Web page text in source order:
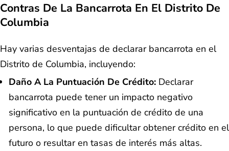
Contras De La Bancarrota En El Distrito De
Columbia
​​Hay varias desventajas de declarar bancarrota en el
Distrito de Columbia, incluyendo:
Daño A La Puntuación De Crédito: Declarar
bancarrota puede tener un impacto negativo
significativo en la puntuación de crédito de una
persona, lo que puede dificultar obtener crédito en el
futuro o resultar en tasas de interés más altas.